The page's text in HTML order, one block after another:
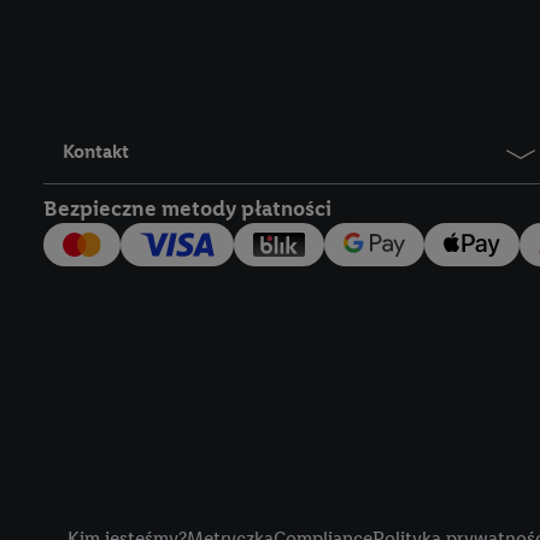
Kontakt
Bezpieczne metody płatności
Lidl Plus, możemy
wymienionych
następnie
użytkownika w
my i jeden z innych
Użytkownik upoważnia
usługach Lidl. Utiq
tak, Utiq udostępni
numeru
wykorzystany do
szczególności
obsługiwanych przez
korzystanie z
lub